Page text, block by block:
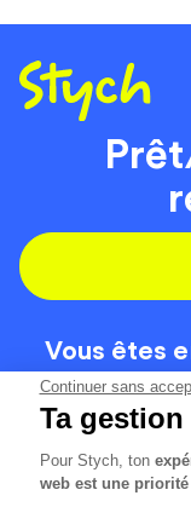
Continuer sans
Ta
Pour Stych, ton
web est une priorité
Vous êtes
Code de la route